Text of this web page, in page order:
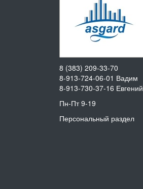
8 (383) 209-33-70
8-913-724-06-01 Вадим
8-913-730-37-16 Евгений
Пн-Пт 9-19
Персональный раздел